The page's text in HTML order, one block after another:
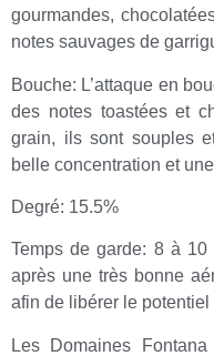
gourmandes,
notes sauvages de
Bouche: L’attaque en
des notes toastées et
grain, ils sont souples
belle concentration et
Degré: 15.5%
Temps de garde: 8 à
après une très bonne
afin de libérer le
Les Domaines